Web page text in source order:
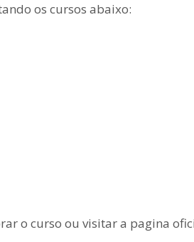
os cursos abaixo:
o curso ou visitar a pagina